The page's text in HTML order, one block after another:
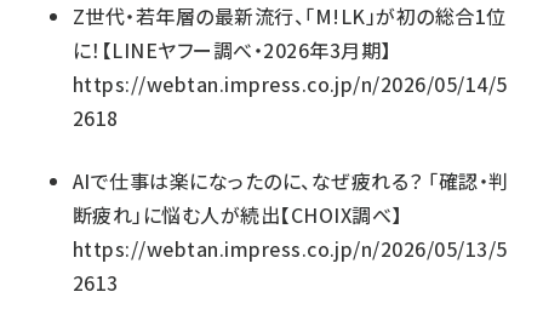
Z世代・若年層の最新流行、「M!LK」が初の総合1位
に！【LINEヤフー調べ・2026年3月期】
https://webtan.impress.co.jp/n/2026/05/14/5
2618
AIで仕事は楽になったのに、なぜ疲れる？ 「確認・判
断疲れ」に悩む人が続出【CHOIX調べ】
https://webtan.impress.co.jp/n/2026/05/13/5
2613